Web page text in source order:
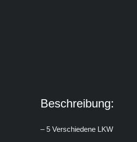
Beschreibung:
– 5 Verschiedene LKW